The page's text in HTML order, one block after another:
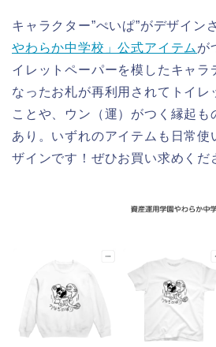
キャラクター”ぺいぱ”がデザイン
やわらか中学校」公式アイテム が
イレットペーパーを模したキャラ
なったお札が再利用されてトイレ
ことや、ウン（運）がつく縁起も
あり。いずれのアイテムも日常使
ザインです！ぜひお買い求めくだ